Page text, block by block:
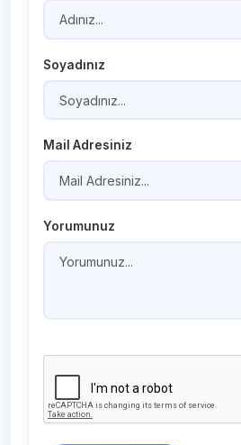
Soyadınız
Mail Adresiniz
Yorumunuz